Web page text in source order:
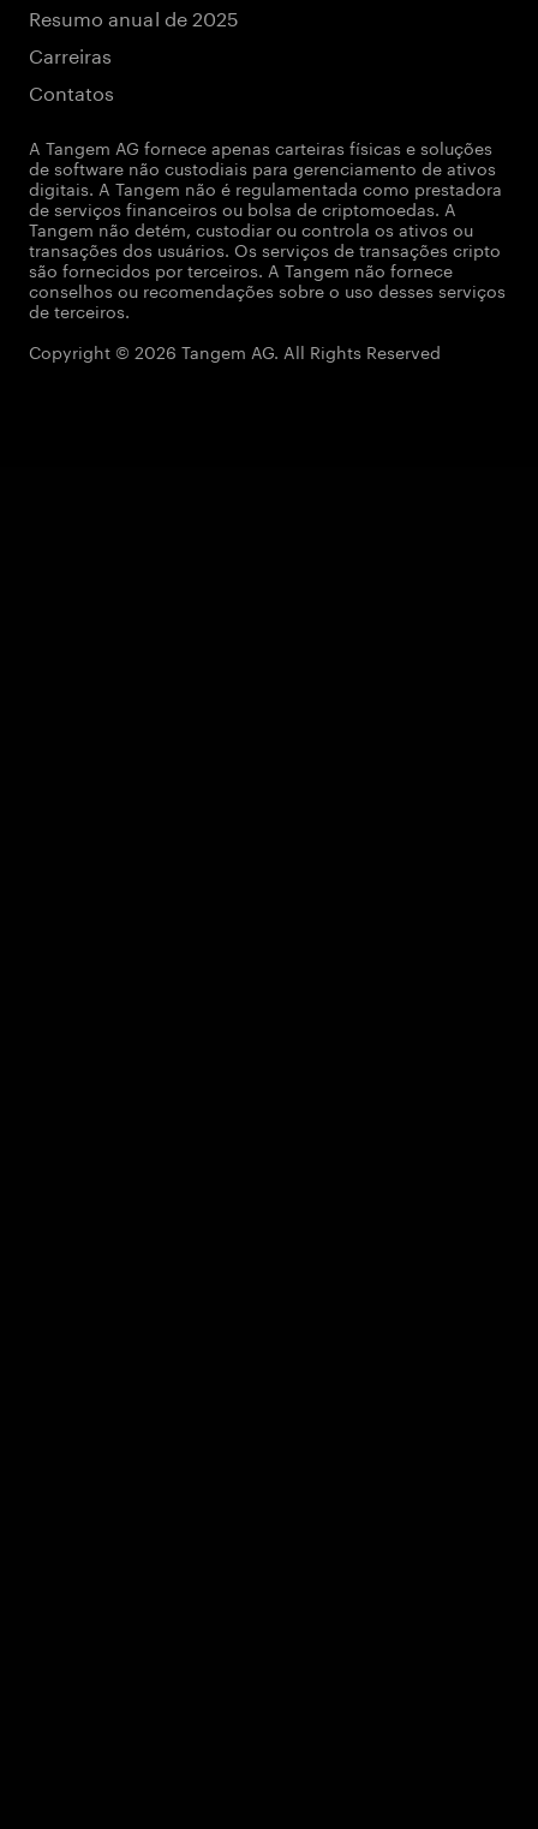
Resumo anual de 2025
Carreiras
Contatos
A Tangem AG fornece apenas carteiras físicas e soluções
de software não custodiais para gerenciamento de ativos
digitais. A Tangem não é regulamentada como prestadora
de serviços financeiros ou bolsa de criptomoedas. A
Tangem não detém, custodiar ou controla os ativos ou
transações dos usuários. Os serviços de transações cripto
são fornecidos por terceiros. A Tangem não fornece
conselhos ou recomendações sobre o uso desses serviços
de terceiros.